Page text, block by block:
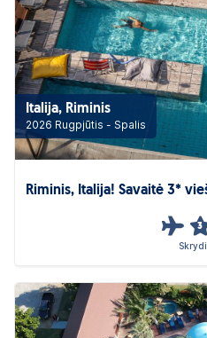
Italija, Riminis
2026 Rugpjūtis - Spalis
Riminis, Italija! Savaitė 3*
3